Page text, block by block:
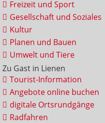
Freizeit und Sport
Gesellschaft und Soziales
Kultur
Planen und Bauen
Umwelt und Tiere
Zu Gast in Lienen
Tourist-Information
Angebote online buchen
digitale Ortsrundgänge
Radfahren